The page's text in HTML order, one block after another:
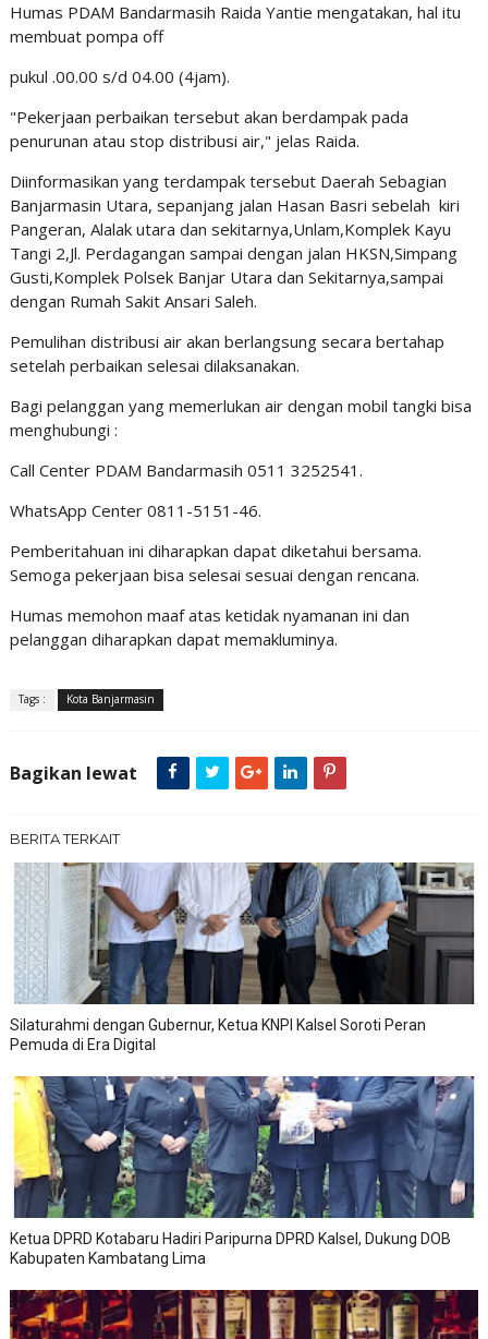
Humas PDAM Bandarmasih Raida Yantie mengatakan, hal itu
membuat pompa off
pukul .00.00 s/d 04.00 (4jam).
"Pekerjaan perbaikan tersebut akan berdampak pada
penurunan atau stop distribusi air," jelas Raida.
Diinformasikan yang terdampak tersebut Daerah Sebagian
Banjarmasin Utara, sepanjang jalan Hasan Basri sebelah kiri
Pangeran, Alalak utara dan sekitarnya,Unlam,Komplek Kayu
Tangi 2,Jl. Perdagangan sampai dengan jalan HKSN,Simpang
Gusti,Komplek Polsek Banjar Utara dan Sekitarnya,sampai
dengan Rumah Sakit Ansari Saleh.
Pemulihan distribusi air akan berlangsung secara bertahap
setelah perbaikan selesai dilaksanakan.
Bagi pelanggan yang memerlukan air dengan mobil tangki bisa
menghubungi :
Call Center PDAM Bandarmasih 0511 3252541.
WhatsApp Center 0811-5151-46.
Pemberitahuan ini diharapkan dapat diketahui bersama.
Semoga pekerjaan bisa selesai sesuai dengan rencana.
Humas memohon maaf atas ketidak nyamanan ini dan
pelanggan diharapkan dapat memakluminya.
Tags : Kota Banjarmasin
Bagikan lewat
BERITA TERKAIT
Silaturahmi dengan Gubernur, Ketua KNPI Kalsel Soroti Peran
Pemuda di Era Digital
Ketua DPRD Kotabaru Hadiri Paripurna DPRD Kalsel, Dukung DOB
Kabupaten Kambatang Lima